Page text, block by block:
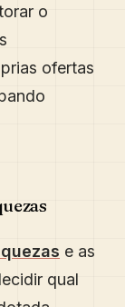
o
ofertas
e as
qual